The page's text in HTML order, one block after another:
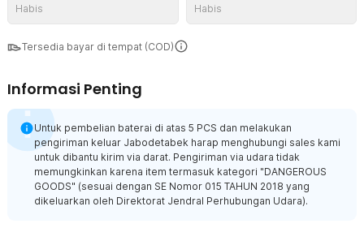
Habis Habis
Tersedia bayar di tempat (COD)
Informasi Penting
Untuk pembelian baterai di atas 5 PCS dan melakukan
pengiriman keluar Jabodetabek harap menghubungi sales kami
untuk dibantu kirim via darat. Pengiriman via udara tidak
memungkinkan karena item termasuk kategori "DANGEROUS
GOODS" (sesuai dengan SE Nomor 015 TAHUN 2018 yang
dikeluarkan oleh Direktorat Jendral Perhubungan Udara).